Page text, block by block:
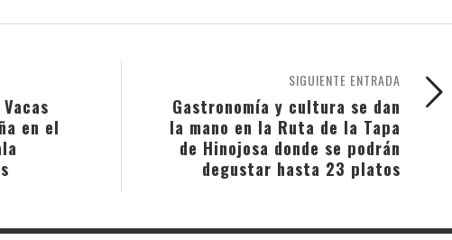
SIGUIENTE ENTRADA
Gastronomía y cultura se dan
la mano en la Ruta de la Tapa
de Hinojosa donde se podrán
degustar hasta 23 platos
en el